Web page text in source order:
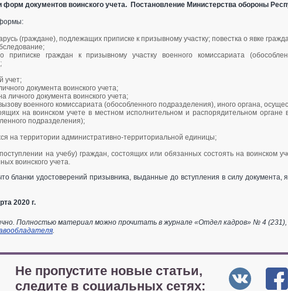
форм документов воинского учета. Постановление Министерства обороны
(граждане), подлежащих приписке к призывному участку; повестка о явке
приписке граждан к призывному участку военного комиссариата
учет;
документа воинского учета;
личного документа воинского учета;
военного комиссариата (обособленного подразделения), иного органа,
на воинском учете в местном исполнительном и распорядительном органе
подразделения);
на территории административно-территориальной единицы;
на учебу) граждан, состоящих или обязанных состоять на воинском
воинского учета.
бланки удостоверений призывника, выданные до вступления в силу документа,
2020 г.
Полностью материал можно прочитать в журнале «Отдел кадров» № 4 (231),
.
Не пропустите новые статьи,
следите в социальных сетях: